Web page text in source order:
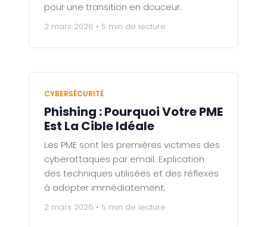
pour une transition en douceur.
2 mars 2026 • 5 min de lecture
CYBERSÉCURITÉ
Phishing : Pourquoi Votre PME
Est La Cible Idéale
Les PME sont les premières victimes des
cyberattaques par email. Explication
des techniques utilisées et des réflexes
à adopter immédiatement.
2 mars 2026 • 5 min de lecture